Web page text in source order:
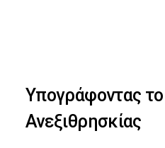
navigation
to
Υπογράφοντας
Ανεξιθρησκίας